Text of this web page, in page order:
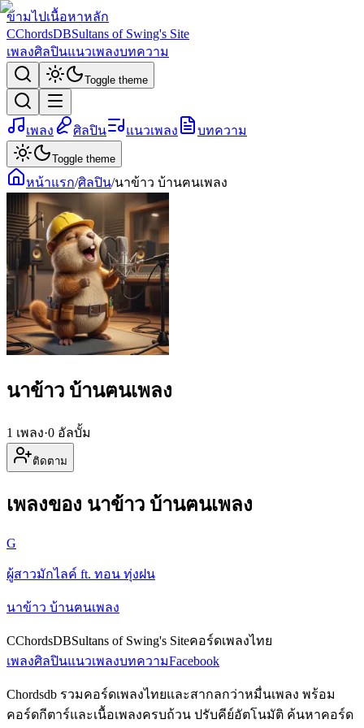
ข้ามไปเนื้อหาหลัก
CChordsDBSultans of Swing's Site
เพลงศิลปินแนวเพลงบทความ
Toggle theme
เพลง ศิลปิน แนวเพลง บทความ
Toggle theme
หน้าแรก/ศิลปิน/นาข้าว บ้านฅนเพลง
นาข้าว บ้านฅนเพลง
1 เพลง·0 อัลบั้ม
ติดตาม
เพลงของ นาข้าว บ้านฅนเพลง
G
ผู้สาวมักไลค์ ft. ทอน ทุ่งฝน
นาข้าว บ้านฅนเพลง
CChordsDBSultans of Swing's Siteคอร์ดเพลงไทย
เพลงศิลปินแนวเพลงบทความFacebook
Chordsdb รวมคอร์ดเพลงไทยและสากลกว่าหมื่นเพลง พร้อม
คอร์ดกีตาร์และเนื้อเพลงครบถ้วน ปรับคีย์อัตโนมัติ ค้นหาคอร์ด